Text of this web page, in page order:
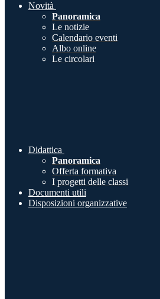
Novità
Panoramica
Le notizie
Calendario eventi
Albo online
Le circolari
Didattica
Panoramica
Offerta formativa
I progetti delle classi
Documenti utili
Disposizioni organizzative